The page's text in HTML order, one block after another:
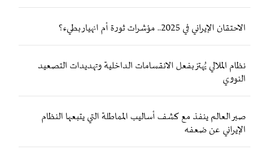
الاحتقان الإيراني في 2025.. مؤشرات ثورة أم انهيار بطيء؟
نظام الملالي يُهتز بفعل الانقسامات الداخلية وتهديدات التصعيد
النووي
صبر العالم ينفذ مع كشف أساليب المماطلة التي يتبعها النظام
الإيراني عن ضعفه